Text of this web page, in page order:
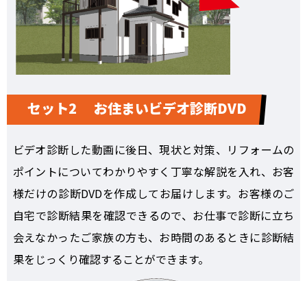
セット2 お住まいビデオ診断DVD
ビデオ診断した動画に後日、現状と対策、リフォームの
ポイントについてわかりやすく丁寧な解説を入れ、お客
様だけの診断DVDを作成してお届けします。お客様のご
自宅で診断結果を確認できるので、お仕事で診断に立ち
会えなかったご家族の方も、お時間のあるときに診断結
果をじっくり確認することができます。